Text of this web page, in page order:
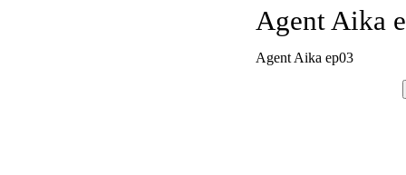
Agent Aika
Agent Aika ep03